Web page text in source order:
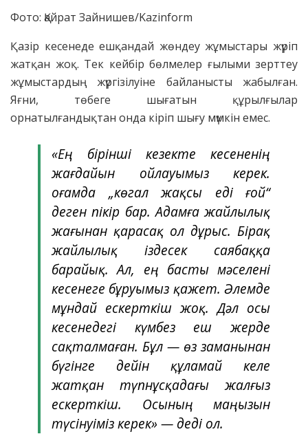
Фото: Қайрат Зайнишев/Kazinform
Қазір кесенеде ешқандай жөндеу жұмыстары жүріп
жатқан жоқ. Тек кейбір бөлмелер ғылыми зерттеу
жұмыстардың жүргізілуіне байланысты жабылған.
Яғни, төбеге шығатын құрылғылар
орнатылғандықтан онда кіріп шығу мүмкін емес.
«Ең бірінші кезекте кесененің
жағдайын ойлауымыз керек.
Қоғамда „көгал жақсы еді ғой“
деген пікір бар. Адамға жайлылық
жағынан қарасақ ол дұрыс. Бірақ
жайлылық іздесек саябаққа
барайық. Ал, ең басты мәселені
кесенеге бұруымыз қажет. Әлемде
мұндай ескерткіш жоқ. Дәл осы
кесенедегі күмбез еш жерде
сақталмаған. Бұл — өз заманынан
бүгінге дейін құламай келе
жатқан түпнұсқадағы жалғыз
ескерткіш. Осының маңызын
түсінуіміз керек» — деді ол.